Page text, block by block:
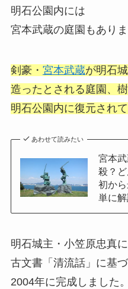
明石公園内には
宮本武蔵の庭園もありま
剣豪・ 宮本武蔵が明石
造ったとされる庭園、
明石公園内に復元されて
あわせて読みたい
宮本
殺？
初か
単に解
明石城主・小笠原忠真
古文書「清流話」に基
2004年に完成しました。